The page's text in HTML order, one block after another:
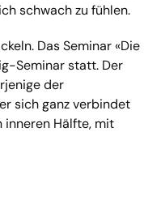
schwach zu fühlen.
Das Seminar «Die
Seminar statt. Der
der
sich ganz verbindet
inneren Hälfte, mit